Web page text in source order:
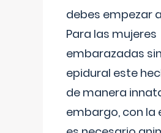
debes empezar
Para las mujeres
embarazadas sin
epidural este
de manera
embargo, con la